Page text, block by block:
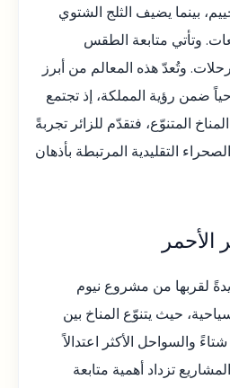
بينما يضيف الثلج الشتوي
وتأتي متابعة الطقس
وتُعدّ هذه المعالم من أبرز
ضمن رؤية المملكة، إذ تجتمع
المتنوّع، فتقدّم للزائر تجربةً
التقليدية المرتبطة بأذهان
الأحمر
لقربها من مشروع نيوم
حيث يتنوّع المناخ بين
والسواحل الأكثر اعتدالاً
تزداد أهمية متابعة